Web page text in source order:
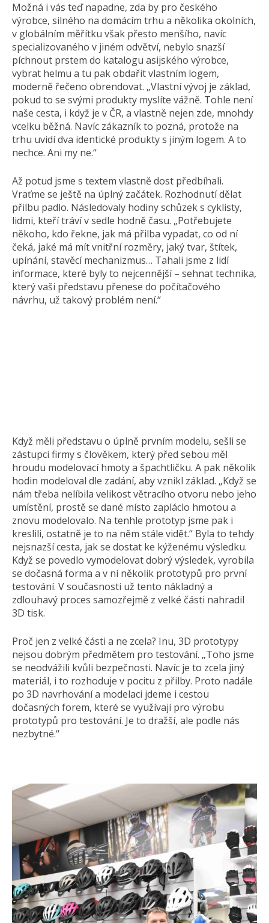
Možná i vás teď napadne, zda by pro českého
výrobce, silného na domácím trhu a několika okolních,
v globálním měřítku však přesto menšího, navíc
specializovaného v jiném odvětví, nebylo snazší
píchnout prstem do katalogu asijského výrobce,
vybrat helmu a tu pak obdařit vlastním logem,
moderně řečeno obrendovat. „Vlastní vývoj je základ,
pokud to se svými produkty myslíte vážně. Tohle není
naše cesta, i když je v ČR, a vlastně nejen zde, mnohdy
vcelku běžná. Navíc zákazník to pozná, protože na
trhu uvidí dva identické produkty s jiným logem. A to
nechce. Ani my ne.“
Až potud jsme s textem vlastně dost předbíhali.
Vraťme se ještě na úplný začátek. Rozhodnutí dělat
přilbu padlo. Následovaly hodiny schůzek s cyklisty,
lidmi, kteří tráví v sedle hodně času. „Potřebujete
někoho, kdo řekne, jak má přilba vypadat, co od ní
čeká, jaké má mít vnitřní rozměry, jaký tvar, štítek,
upínání, stavěcí mechanizmus… Tahali jsme z lidí
informace, které byly to nejcennější – sehnat technika,
který vaši představu přenese do počítačového
návrhu, už takový problém není.“
Když měli představu o úplně prvním modelu, sešli se
zástupci firmy s člověkem, který před sebou měl
hroudu modelovací hmoty a špachtličku. A pak několik
hodin modeloval dle zadání, aby vznikl základ. „Když se
nám třeba nelíbila velikost větracího otvoru nebo jeho
umístění, prostě se dané místo zapláclo hmotou a
znovu modelovalo. Na tenhle prototyp jsme pak i
kreslili, ostatně je to na něm stále vidět.“ Byla to tehdy
nejsnazší cesta, jak se dostat ke kýženému výsledku.
Když se povedlo vymodelovat dobrý výsledek, vyrobila
se dočasná forma a v ní několik prototypů pro první
testování. V současnosti už tento nákladný a
zdlouhavý proces samozřejmě z velké části nahradil
3D tisk.
Proč jen z velké části a ne zcela? Inu, 3D prototypy
nejsou dobrým předmětem pro testování. „Toho jsme
se neodvážili kvůli bezpečnosti. Navíc je to zcela jiný
materiál, i to rozhoduje v pocitu z přilby. Proto nadále
po 3D navrhování a modelaci jdeme i cestou
dočasných forem, které se využívají pro výrobu
prototypů pro testování. Je to dražší, ale podle nás
nezbytné.“